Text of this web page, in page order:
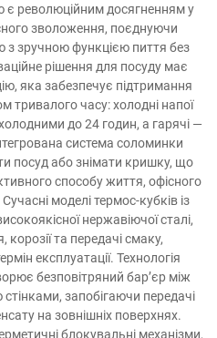
є революційним досягненням у
зволоження, поєднуючи
з зручною функцією пиття без
рішення для посуду має
яка забезпечує підтримання
тривалого часу: холодні напої
до 24 годин, а гарячі —
система соломинки
посуд або знімати кришку, що
способу життя, офісного
моделі термос-кубків із
нержавіючої сталі,
корозії та передачі смаку,
експлуатації. Технологія
безповітряний бар’єр між
запобігаючи передачі
на зовнішніх поверхнях.
блокувальні механізми,